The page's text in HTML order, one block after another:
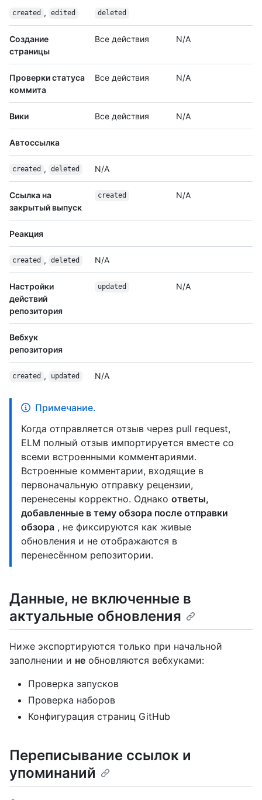
created , edited deleted
Создание
страницы
Все действия N/A
Проверки статуса
коммита
Все действия N/A
Вики Все действия N/A
Автоссылка
created , deleted N/A
Ссылка на
закрытый выпуск
created N/A
Реакция
created , deleted N/A
Настройки
действий
репозитория
updated N/A
Вебхук
репозитория
created , updated N/A
Примечание.
Когда отправляется отзыв через pull request,
ELM полный отзыв импортируется вместе со
всеми встроенными комментариями.
Встроенные комментарии, входящие в
первоначальную отправку рецензии,
перенесены корректно. Однако ответы,
добавленные в тему обзора после отправки
обзора , не фиксируются как живые
обновления и не отображаются в
перенесённом репозитории.
Данные, не включенные в
актуальные обновления
Ниже экспортируются только при начальной
заполнении и не обновляются вебхуками:
Проверка запусков
Проверка наборов
Конфигурация страниц GitHub
Переписывание ссылок и
упоминаний